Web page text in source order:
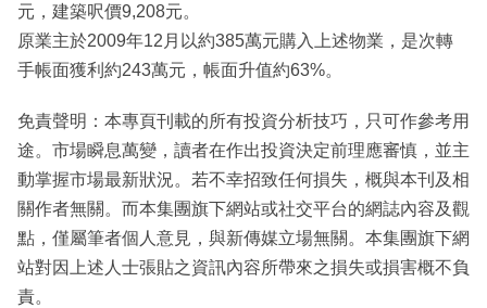
元，建築呎價9,208元。
原業主於2009年12月以約385萬元購入上述物業，是次轉
手帳面獲利約243萬元，帳面升值約63%。
免責聲明：本專頁刊載的所有投資分析技巧，只可作參考用
途。市場瞬息萬變，讀者在作出投資決定前理應審慎，並主
動掌握市場最新狀況。若不幸招致任何損失，概與本刊及相
關作者無關。而本集團旗下網站或社交平台的網誌內容及觀
點，僅屬筆者個人意見，與新傳媒立場無關。本集團旗下網
站對因上述人士張貼之資訊內容所帶來之損失或損害概不負
責。